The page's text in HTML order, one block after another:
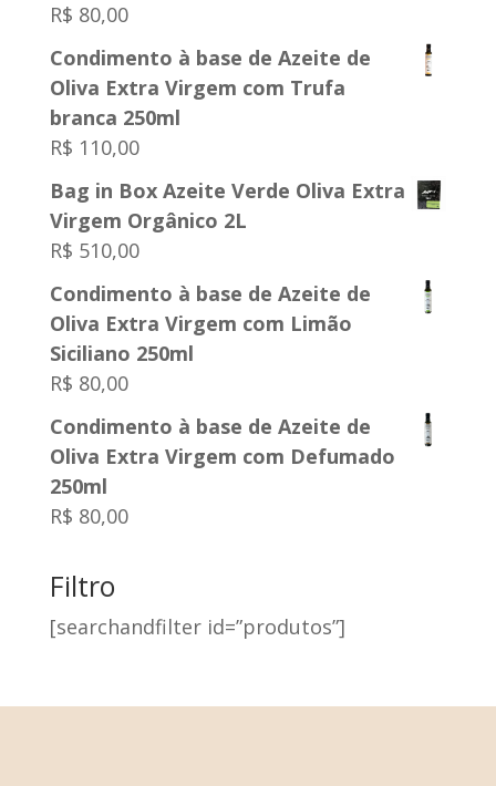
R$ 80,00
Condimento à base de Azeite de
Oliva Extra Virgem com Trufa
branca 250ml
R$ 110,00
Bag in Box Azeite Verde Oliva Extra
Virgem Orgânico 2L
R$ 510,00
Condimento à base de Azeite de
Oliva Extra Virgem com Limão
Siciliano 250ml
R$ 80,00
Condimento à base de Azeite de
Oliva Extra Virgem com Defumado
250ml
R$ 80,00
Filtro
[searchandfilter id=”produtos”]